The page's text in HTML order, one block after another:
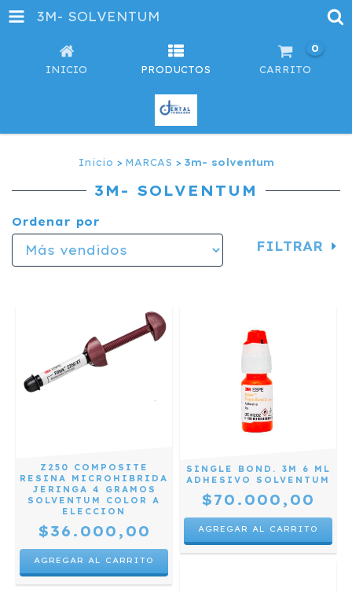
3M- SOLVENTUM
INICIO PRODUCTOS CARRITO
0
Inicio > MARCAS > 3m- solventum
3M- SOLVENTUM
Ordenar por
FILTRAR
Z250 COMPOSITE
RESINA MICROHIBRIDA
JERINGA 4 GRAMOS
SOLVENTUM COLOR A
ELECCION
$36.000,00
AGREGAR AL CARRITO
SINGLE BOND. 3M 6 ML
ADHESIVO SOLVENTUM
$70.000,00